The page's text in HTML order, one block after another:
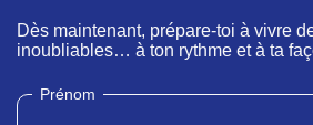
Dès maintenant, prépare-toi à vivre
inoubliables… à ton rythme et à ta
Prénom